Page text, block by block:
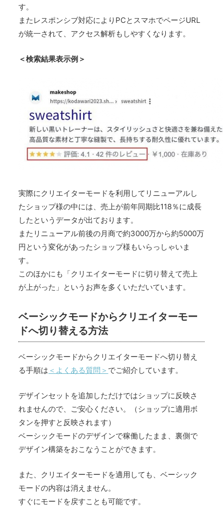
す。
またレスポンシブ対応によりPCとスマホでページURL
が統一されて、アクセス解析もしやすくなります。
＜検索結果表示例＞
実際にクリエイターモードを利用してリニューアルし
たショップ様の中には、売上が前年同期比118％に成長
したというデータが出ております。
またリニューアル前後の月商で約3000万から約5000万
円という変化があったショップ様もいらっしゃいま
す。
このほかにも「クリエイターモードに切り替えて売上
が上がった」というお声を多くいただいています。
ベーシックモードからクリエイターモー
ドへ切り替える方法
ベーシックモードからクリエイターモードへ切り替え
る手順は ＜よくある質問＞ でご紹介しています。
デザインセットを追加しただけではショップに反映さ
れませんので、ご安心ください。（ショップに適用ボ
タンを押すと反映されます）
ベーシックモードのデザインで稼働したまま、裏側で
デザイン構築をおこなうことができます。
また、クリエイターモードを適用しても、ベーシック
モードの内容は消えません。
すぐにモードを戻すことも可能です。